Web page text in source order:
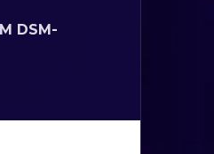
DSM-